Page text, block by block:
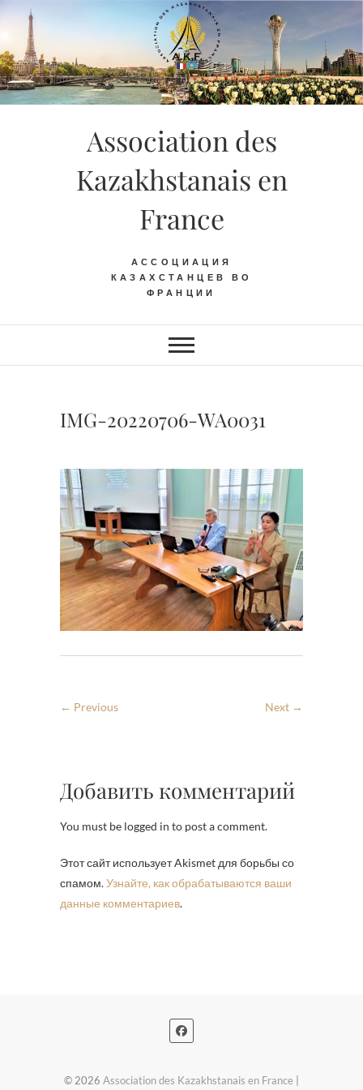
Skip
content
Association des
Kazakhstanais en
France
АССОЦИАЦИЯ
КАЗАХСТАНЦЕВ ВО
ФРАНЦИИ
IMG-20220706-WA0031
← Previous Next →
Добавить комментарий
You must be logged in to post a comment.
Этот сайт использует Akismet для борьбы со
спамом.Узнайте, как обрабатываются ваши
данные комментариев.
© 2026 Association des Kazakhstanais en France